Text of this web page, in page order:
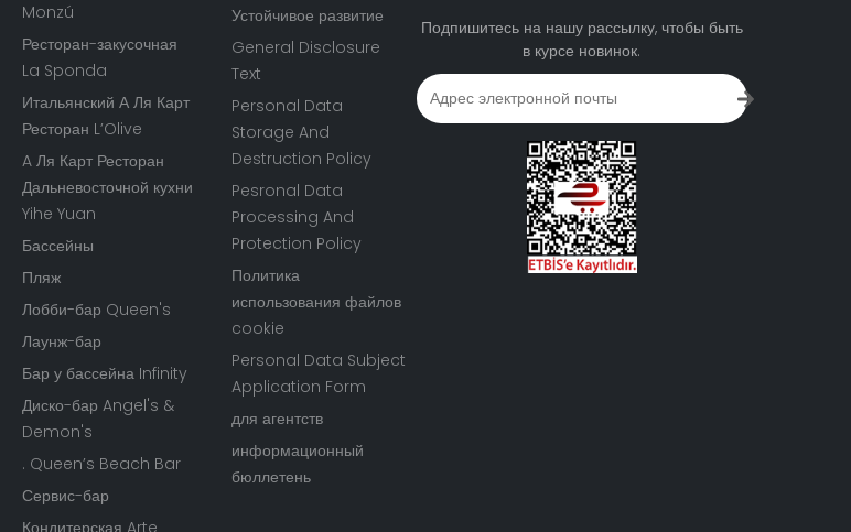
Monzú
Ресторан-закусочная
La Sponda
Итальянский А Ля Карт
Ресторан L’Olive
A Ля Карт Ресторан
Дальневосточной кухни
Yihe Yuan
Бассейны
Пляж
Лобби-бар Queen's
Лаунж-бар
Бар у бассейна Infinity
Диско-бар Angel's &
Demon's
. Queen’s Beach Bar
Сервис-бар
Кондитерская Arte
Устойчивое развитие
General Disclosure
Text
Personal Data
Storage And
Destruction Policy
Pesronal Data
Processing And
Protection Policy
Политика
использования файлов
cookie
Personal Data Subject
Application Form
для агентств
информационный
бюллетень
Подпишитесь на нашу рассылку, чтобы быть
в курсе новинок.